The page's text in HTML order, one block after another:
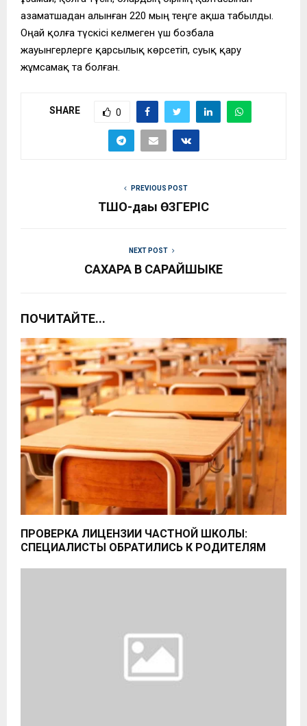
азаматшадан алынған 220 мың теңге ақша табылды.
Оңай қолға түскісі келмеген үш бозбала
жауынгерлерге қарсылық көрсетіп, суық қару
жұмсамақ та болған.
SHARE 0
PREVIOUS POST
ТШО-дағы ӨЗГЕРІС
NEXT POST
САХАРА В САРАЙШЫКЕ
ПОЧИТАЙТЕ...
ПРОВЕРКА ЛИЦЕНЗИИ ЧАСТНОЙ ШКОЛЫ:
СПЕЦИАЛИСТЫ ОБРАТИЛИСЬ К РОДИТЕЛЯМ